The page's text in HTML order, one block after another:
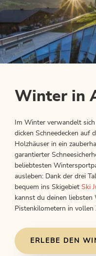
Winter in
Im Winter verwandelt
dicken Schneedecken auf
Holzhäuser in ein
garantierter
beliebtesten
ausleben: Dank der drei
bequem ins Skigebiet Ski
kannst du deinen
Pistenkilometern in vollen
ERLEBE DEN